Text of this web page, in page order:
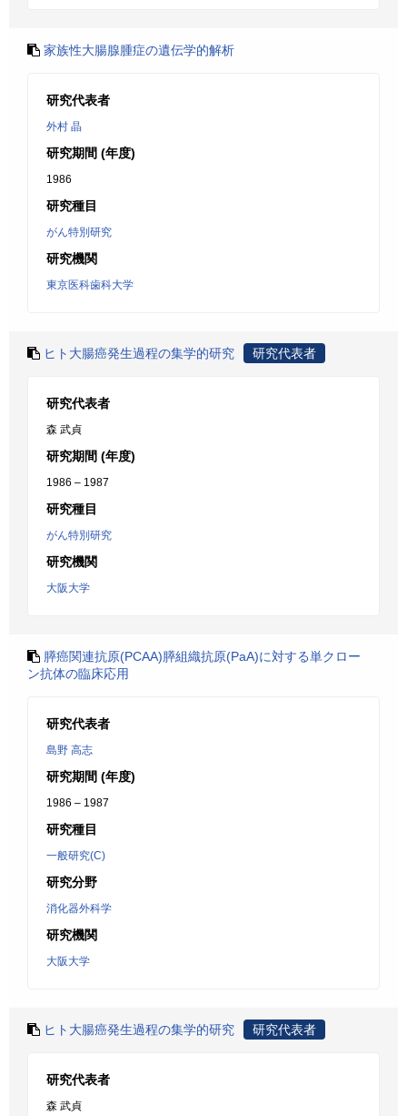
家族性大腸腺腫症の遺伝学的解析
研究代表者
外村 晶
研究期間 (年度)
1986
研究種目
がん特別研究
研究機関
東京医科歯科大学
ヒト大腸癌発生過程の集学的研究 研究代表者
研究代表者
森 武貞
研究期間 (年度)
1986 – 1987
研究種目
がん特別研究
研究機関
大阪大学
膵癌関連抗原(PCAA)膵組織抗原(PaA)に対する単クロー
ン抗体の臨床応用
研究代表者
島野 高志
研究期間 (年度)
1986 – 1987
研究種目
一般研究(C)
研究分野
消化器外科学
研究機関
大阪大学
ヒト大腸癌発生過程の集学的研究 研究代表者
研究代表者
森 武貞